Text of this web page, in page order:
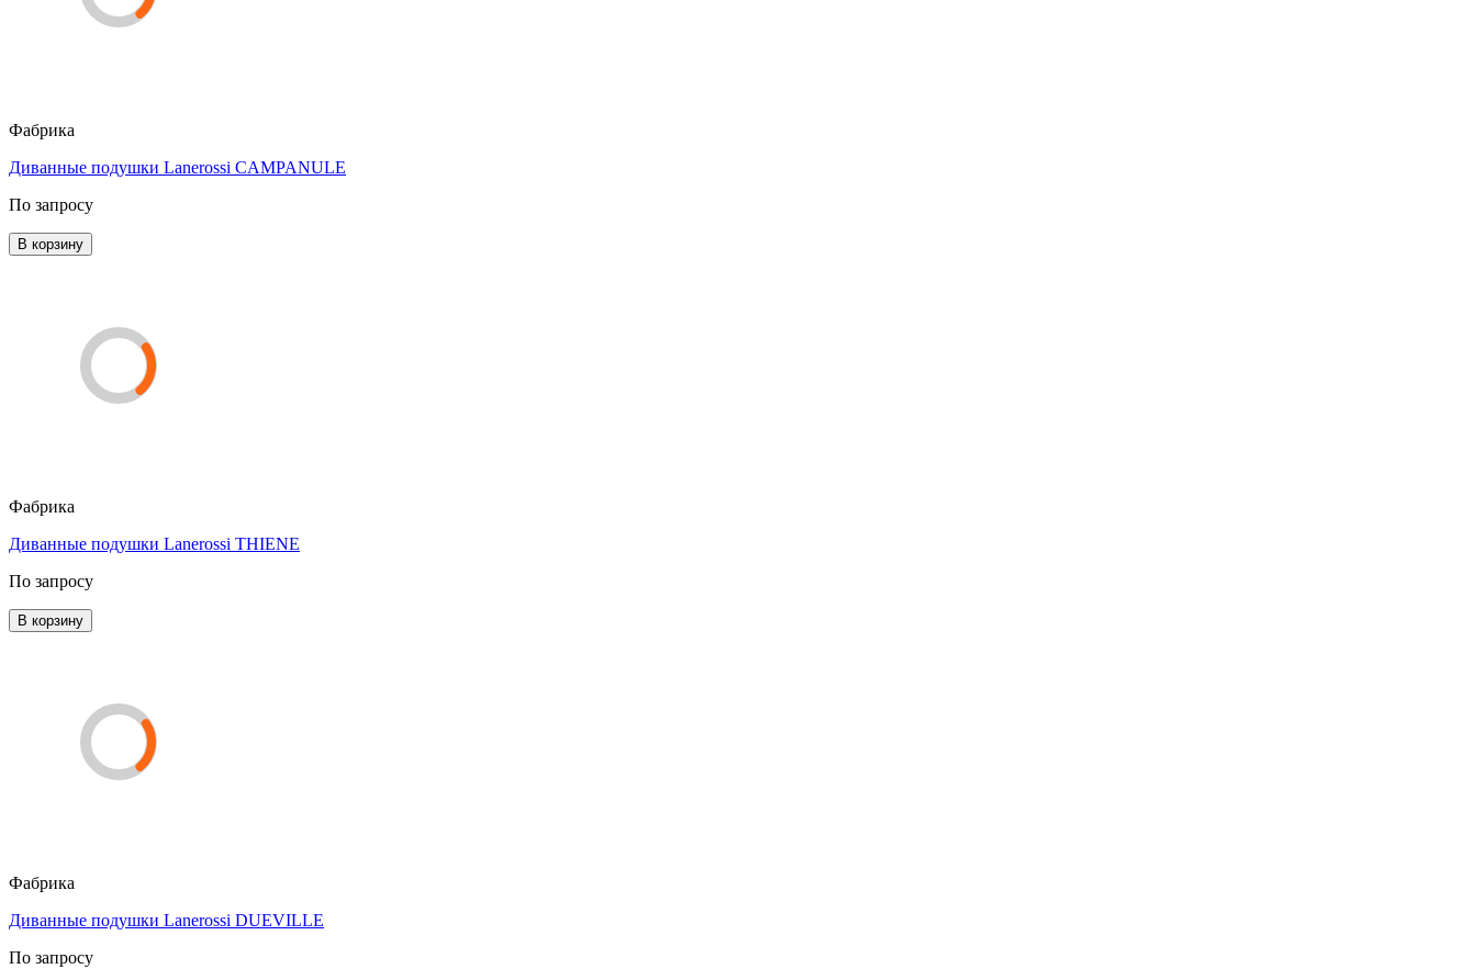
Фабрика
Диванные подушки Lanerossi CAMPANULE
По запросу
В корзину
Фабрика
Диванные подушки Lanerossi THIENE
По запросу
В корзину
Фабрика
Диванные подушки Lanerossi DUEVILLE
По запросу